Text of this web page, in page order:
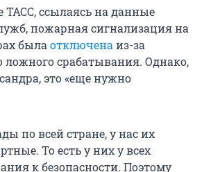
ТАСС, ссылаясь на данные
пожарная сигнализация на
была отключена из-за
ложного срабатывания. Однако,
это «еще нужно
по всей стране, у нас их
То есть у них у всех
к безопасности. Поэтому